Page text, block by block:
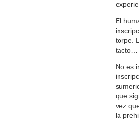
El
torpe.
tacto…
No es
que
vez
la